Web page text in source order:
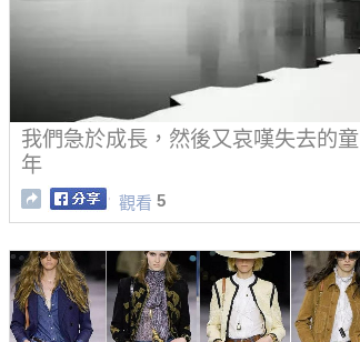
我們急於成長，然後又哀嘆失去的童
年
觀看 5